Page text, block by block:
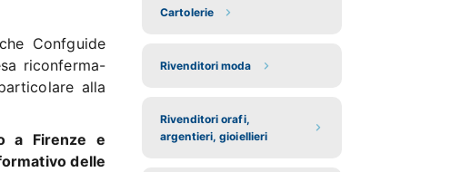
Confguide
riconferma-
alla
a Firenze e
delle
Cartolerie
Rivenditori moda
Rivenditori orafi,
argentieri, gioiellieri